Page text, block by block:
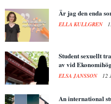
Är jag den enda
ELLA KULLGREN
Student sexuellt
av vid
ELSA JANSSON 12
An international